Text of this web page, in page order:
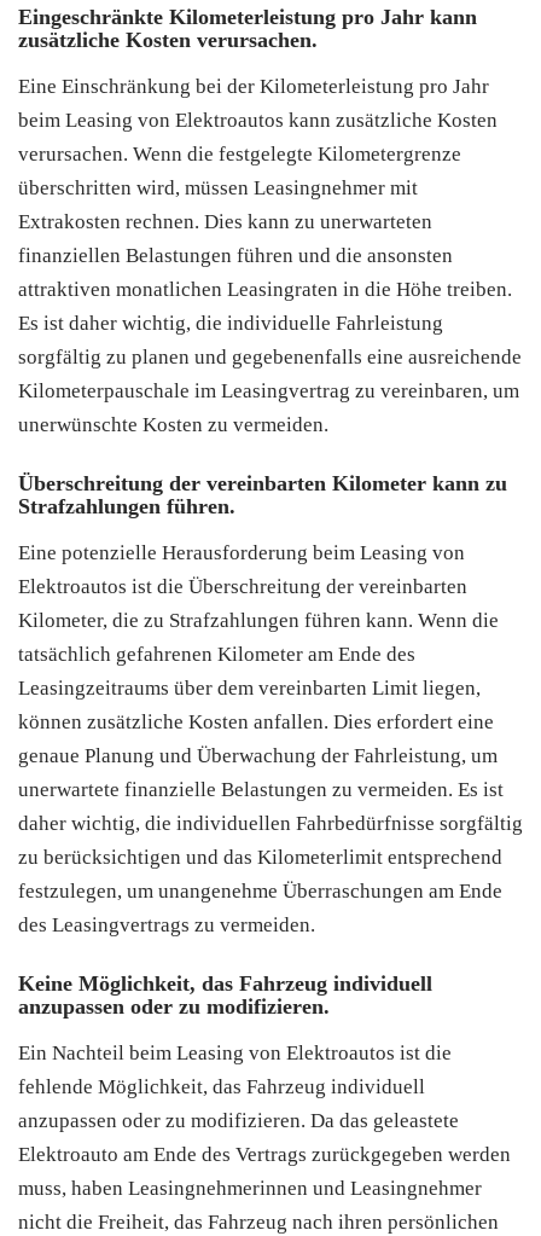
Eingeschränkte Kilometerleistung pro Jahr kann
zusätzliche Kosten verursachen.
Eine Einschränkung bei der Kilometerleistung pro Jahr
beim Leasing von Elektroautos kann zusätzliche Kosten
verursachen. Wenn die festgelegte Kilometergrenze
überschritten wird, müssen Leasingnehmer mit
Extrakosten rechnen. Dies kann zu unerwarteten
finanziellen Belastungen führen und die ansonsten
attraktiven monatlichen Leasingraten in die Höhe treiben.
Es ist daher wichtig, die individuelle Fahrleistung
sorgfältig zu planen und gegebenenfalls eine ausreichende
Kilometerpauschale im Leasingvertrag zu vereinbaren, um
unerwünschte Kosten zu vermeiden.
Überschreitung der vereinbarten Kilometer kann zu
Strafzahlungen führen.
Eine potenzielle Herausforderung beim Leasing von
Elektroautos ist die Überschreitung der vereinbarten
Kilometer, die zu Strafzahlungen führen kann. Wenn die
tatsächlich gefahrenen Kilometer am Ende des
Leasingzeitraums über dem vereinbarten Limit liegen,
können zusätzliche Kosten anfallen. Dies erfordert eine
genaue Planung und Überwachung der Fahrleistung, um
unerwartete finanzielle Belastungen zu vermeiden. Es ist
daher wichtig, die individuellen Fahrbedürfnisse sorgfältig
zu berücksichtigen und das Kilometerlimit entsprechend
festzulegen, um unangenehme Überraschungen am Ende
des Leasingvertrags zu vermeiden.
Keine Möglichkeit, das Fahrzeug individuell
anzupassen oder zu modifizieren.
Ein Nachteil beim Leasing von Elektroautos ist die
fehlende Möglichkeit, das Fahrzeug individuell
anzupassen oder zu modifizieren. Da das geleastete
Elektroauto am Ende des Vertrags zurückgegeben werden
muss, haben Leasingnehmerinnen und Leasingnehmer
nicht die Freiheit, das Fahrzeug nach ihren persönlichen